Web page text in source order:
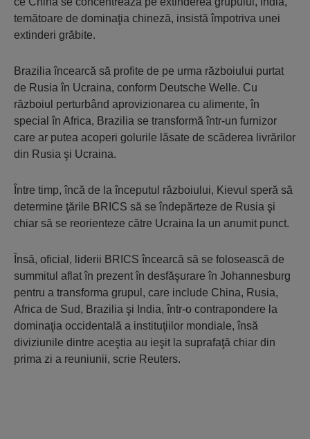
temătoare de dominaţia chineză, insistă împotriva unei
extinderi grăbite.
Brazilia încearcă să profite de pe urma războiului purtat
de Rusia în Ucraina, conform Deutsche Welle. Cu
războiul perturbând aprovizio­na­rea cu alimente, în
special în Africa, Brazilia se transformă într-un furni­zor
care ar putea acoperi golurile lăsate de scăderea livrărilor
din Rusia şi Ucraina.
Între timp, încă de la începutul războiului, Kievul speră să
determine ţările BRICS să se îndepărteze de Rusia şi
chiar să se reorienteze către Ucraina la un anumit punct.
Însă, oficial, liderii BRICS în­cear­că să se folosească de
summitul aflat în prezent în desfăşurare în Johannesburg
pentru a transforma grupul, care include China, Rusia,
Africa de Sud, Brazilia şi India, într-o contrapondere la
dominaţia occi­dentală a instituţiilor mondiale, însă
diviziunile dintre aceştia au ieşit la suprafaţă chiar din
prima zi a reu­niunii, scrie Reuters.